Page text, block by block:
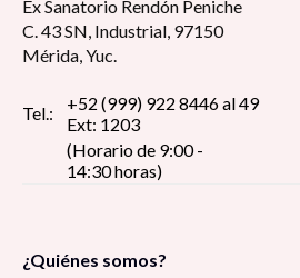
Ex Sanatorio Rendón Peniche
C. 43 SN, Industrial, 97150
Mérida, Yuc.
Tel.:
+52 (999) 922 8446 al 49
Ext: 1203
(Horario de 9:00 -
14:30 horas)
¿Quiénes somos?